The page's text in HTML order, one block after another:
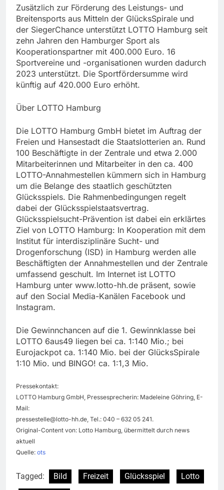
Zusätzlich zur Förderung des Leistungs- und
Breitensports aus Mitteln der GlücksSpirale und
der SiegerChance unterstützt LOTTO Hamburg seit
zehn Jahren den Hamburger Sport als
Kooperationspartner mit 400.000 Euro. 16
Sportvereine und -organisationen wurden dadurch
2023 unterstützt. Die Sportfördersumme wird
künftig auf 420.000 Euro erhöht.
Über LOTTO Hamburg
Die LOTTO Hamburg GmbH bietet im Auftrag der
Freien und Hansestadt die Staatslotterien an. Rund
100 Beschäftigte in der Zentrale und etwa 2.000
Mitarbeiterinnen und Mitarbeiter in den ca. 400
LOTTO-Annahmestellen kümmern sich in Hamburg
um die Belange des staatlich geschützten
Glücksspiels. Die Rahmenbedingungen regelt
dabei der Glücksspielstaatsvertrag.
Glücksspielsucht-Prävention ist dabei ein erklärtes
Ziel von LOTTO Hamburg: In Kooperation mit dem
Institut für interdisziplinäre Sucht- und
Drogenforschung (ISD) in Hamburg werden alle
Beschäftigten der Annahmestellen und der Zentrale
umfassend geschult. Im Internet ist LOTTO
Hamburg unter www.lotto-hh.de präsent, sowie
auf den Social Media-Kanälen Facebook und
Instagram.
Die Gewinnchancen auf die 1. Gewinnklasse bei
LOTTO 6aus49 liegen bei ca. 1:140 Mio.; bei
Eurojackpot ca. 1:140 Mio. bei der GlücksSpirale
1:10 Mio. und BINGO! ca. 1:1,3 Mio.
Pressekontakt:
LOTTO Hamburg GmbH, Pressesprecherin: Madeleine Göhring, E-
Mail:
pressestelle@lotto-hh.de, Tel.: 040 – 632 05 241.
Original-Content von: Lotto Hamburg, übermittelt durch news
aktuell
Quelle: ots
Tagged: Bild Freizeit Glücksspiel
Lotto